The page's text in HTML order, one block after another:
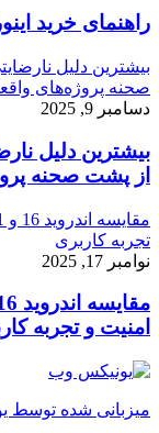
راهنمای خرید
بیشترین دلیل
صحنه پروژه‌های
دسامبر 9, 2025
بیشترین دلیل
از پشت صحنه
تجربه کاربری
نوامبر 17, 2025
امنیت و تجربه
میزبانی شده توسط